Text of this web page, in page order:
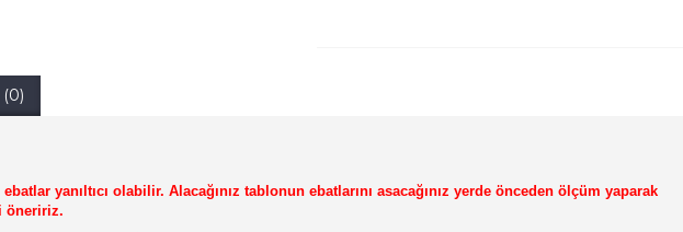
yanıltıcı olabilir. Alacağınız tablonun ebatlarını asacağınız yerde önceden ölçüm yaparak
öneririz.